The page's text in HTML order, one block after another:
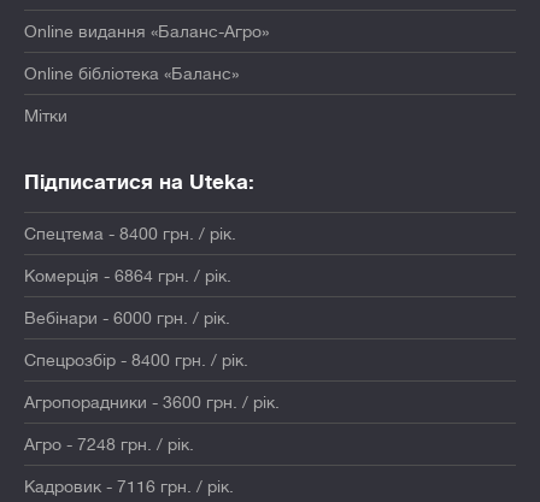
Online видання «Баланс-Агро»
Online бібліотека «Баланс»
Мітки
Підписатися на Uteka:
Спецтема - 8400 грн. / рік.
Комерція - 6864 грн. / рік.
Вебінари - 6000 грн. / рік.
Спецрозбір - 8400 грн. / рік.
Агропорадники - 3600 грн. / рік.
Агро - 7248 грн. / рік.
Кадровик - 7116 грн. / рік.